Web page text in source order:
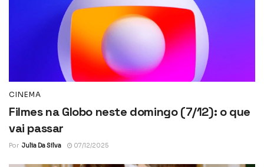
CINEMA
Filmes na Globo neste domingo (7/12): o que
vai passar
Por Julia Da Silva 07/12/2025